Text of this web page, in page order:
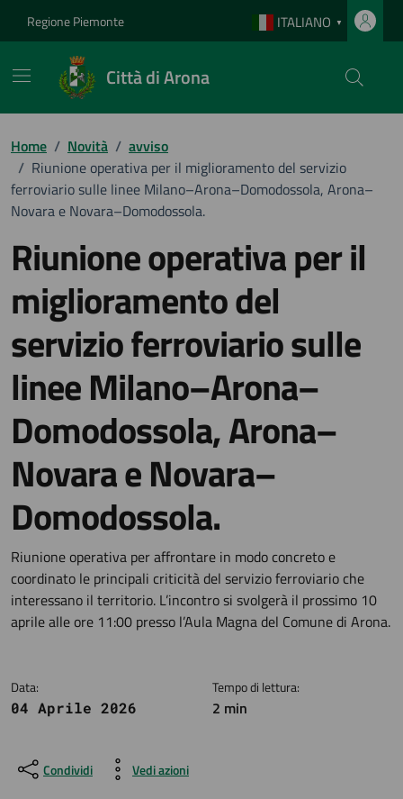
Regione Piemonte ITALIANO ▼
Città di Arona
Home / Novità / avviso
/ Riunione operativa per il miglioramento del servizio
ferroviario sulle linee Milano–Arona–Domodossola, Arona–
Novara e Novara–Domodossola.
Riunione operativa per il
miglioramento del
servizio ferroviario sulle
linee Milano–Arona–
Domodossola, Arona–
Novara e Novara–
Domodossola.
Dettagli della notizia
Riunione operativa per affrontare in modo concreto e
coordinato le principali criticità del servizio ferroviario che
interessano il territorio. L’incontro si svolgerà il prossimo 10
aprile alle ore 11:00 presso l’Aula Magna del Comune di Arona.
Data:
04 Aprile 2026
Tempo di lettura:
2 min
Condividi Vedi azioni